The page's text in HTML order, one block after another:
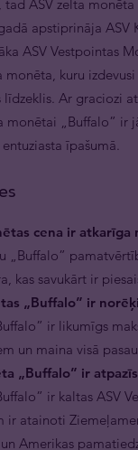
tad ASV zelta
apstiprināja ASV
ASV Vestpointas
kuru
līdzeklis. Ar graciozi
monētai „Buffalo” ir
īpašumā.
cena ir atkarīga
„Buffalo”
kas savukārt ir
„Buffalo” ir
ir likumīgs
un maina visā
„Buffalo” ir
ir kaltas ASV
ir atainoti
Amerikas